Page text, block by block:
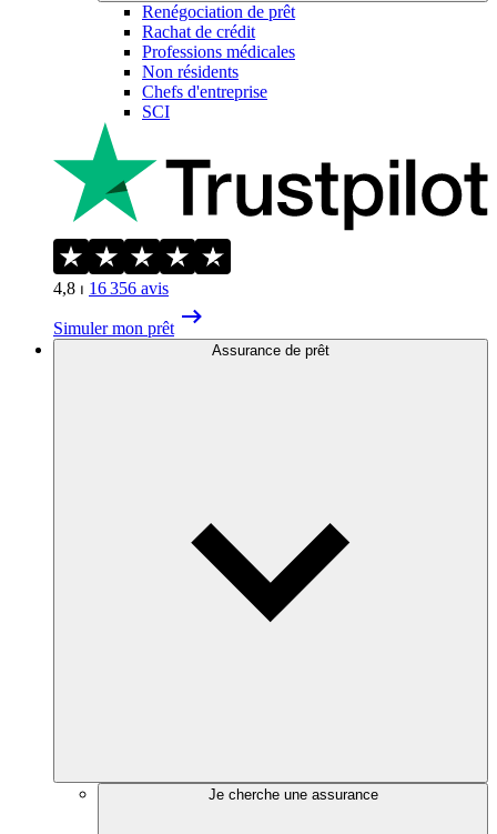
Renégociation de prêt
Rachat de crédit
Professions médicales
Non résidents
Chefs d'entreprise
SCI
4,8 ⏐ 16 356 avis
Simuler mon prêt
Assurance de prêt
Je cherche une assurance